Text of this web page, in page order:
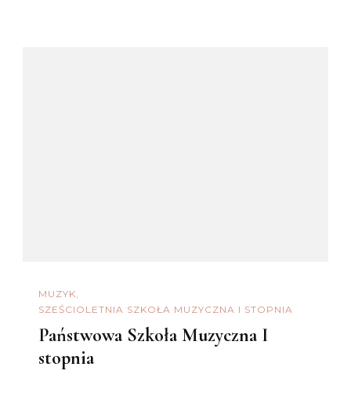
MUZYK
SZEŚCIOLETNIA SZKOŁA MUZYCZNA I STOPNIA
Państwowa Szkoła Muzyczna I
stopnia